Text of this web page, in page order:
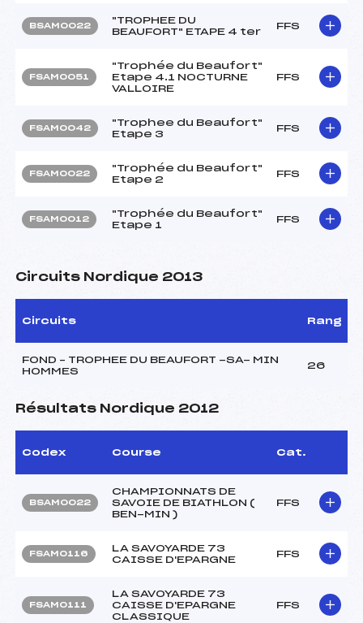
BSAM0022
"TROPHEE DU
BEAUFORT" ETAPE 4 ter
FFS
FSAM0051
"Trophée du Beaufort"
Etape 4.1 NOCTURNE
VALLOIRE
FFS
FSAM0042
"Trophee du Beaufort"
Etape 3
FFS
FSAM0022
"Trophée du Beaufort"
Etape 2
FFS
FSAM0012
"Trophée du Beaufort"
Etape 1
FFS
Circuits Nordique 2013
Circuits Rang
FOND – TROPHEE DU BEAUFORT -SA- MIN
HOMMES
26
Résultats Nordique 2012
Codex Course Cat.
BSAM0022
CHAMPIONNATS DE
SAVOIE DE BIATHLON (
BEN-MIN )
FFS
FSAM0116
LA SAVOYARDE 73
CAISSE D'EPARGNE
FFS
FSAM0111
LA SAVOYARDE 73
CAISSE D'EPARGNE
CLASSIQUE
FFS